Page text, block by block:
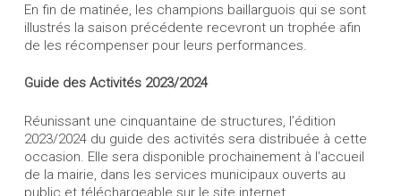
En fin de matinée, les champions baillarguois qui se sont
illustrés la saison précédente recevront un trophée afin
de les récompenser pour leurs performances.
Guide des Activités 2023/2024
Réunissant une cinquantaine de structures, l’édition
2023/2024 du guide des activités sera distribuée à cette
occasion. Elle sera disponible prochainement à l’accueil
de la mairie, dans les services municipaux ouverts au
public et téléchargeable sur le site internet